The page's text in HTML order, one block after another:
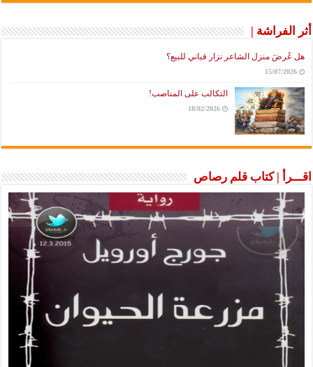
أثر الفراشة |
هل عُرضَ منزل الشاعر نزار قباني للبيع؟
15/07/2026
التكالب على المناصب!
18/02/2026
اقـــرأ | كتاب قلم رصاص